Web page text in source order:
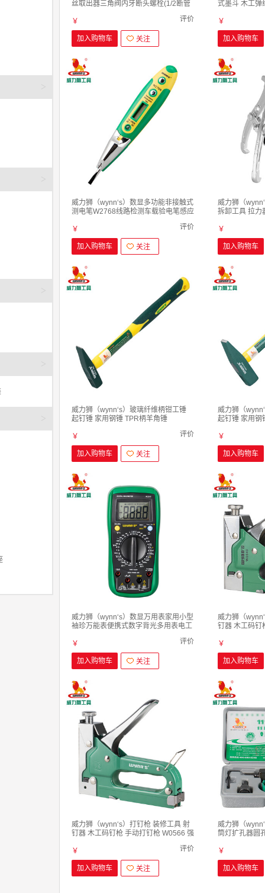
丝取出器三角阀内牙断头螺栓(1/2断管
￥
评价
加入购物车 关注
式墨斗 木工弹
￥
加入购物车
威力狮（wynn‘s）数显多功能非接触式
测电笔W2768线路检测车载验电笔感应
￥
评价
加入购物车 关注
威力狮（
拆卸工具 拉力
通型镀铬 8寸
￥
加入购物车
威力狮（wynn‘s）玻璃纤维柄钳工锤
起钉锤 家用钢锤 TPR柄羊角锤
￥
评价
加入购物车 关注
威力狮（
起钉锤 家用钢
￥
加入购物车
威力狮（wynn‘s）数显万用表家用小型
袖珍万能表便携式数字背光多用表电工
￥
评价
加入购物车 关注
威力狮（
钉器 木工码钉
￥
加入购物车
威力狮（wynn‘s）打钉枪 装修工具 射
钉器 木工码钉枪 手动打钉枪 W0566 强
￥
评价
加入购物车 关注
威力狮（
筒灯扩孔器圆
￥
加入购物车